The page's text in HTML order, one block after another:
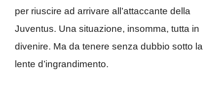
per riuscire ad arrivare all’attaccante della
Juventus. Una situazione, insomma, tutta in
divenire. Ma da tenere senza dubbio sotto la
lente d’ingrandimento.